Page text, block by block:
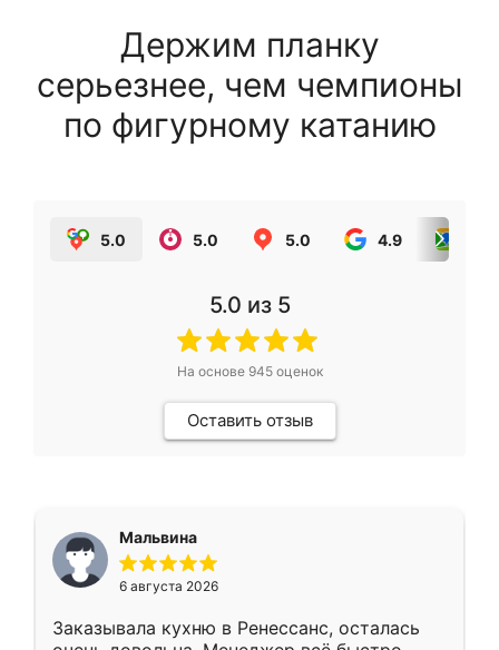
Держим планку
серьезнее, чем чемпионы
по фигурному катанию
5.0 5.0 5.0 4.9
5.0 из 5
На основе 945оценок
Оставить отзыв
Мальвина
6 августа 2026
Заказывала кухню в Ренессанс, осталась